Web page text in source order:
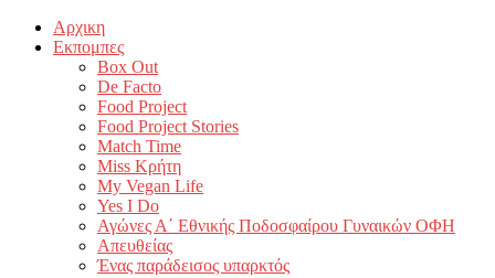
Αρχικη
Εκπομπες
Box Out
De Facto
Food Project
Food Project Stories
Match Time
Miss Κρήτη
My Vegan Life
Yes I Do
Αγώνες Α΄ Εθνικής Ποδοσφαίρου Γυναικών ΟΦΗ
Απευθείας
Ένας παράδεισος υπαρκτός